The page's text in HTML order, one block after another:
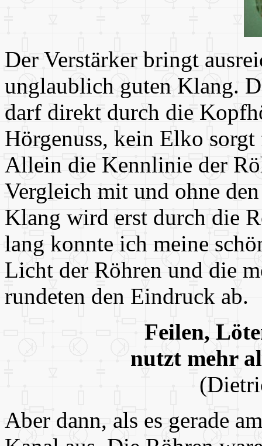
Der Verstärker bringt
unglaublich guten Klang.
darf direkt durch die
Hörgenuss, kein Elko
Allein die Kennlinie der
Vergleich mit und ohne
Klang wird erst durch die
lang konnte ich meine
Licht der Röhren und die
rundeten den Eindruck ab.
Feilen,
nutzt mehr
Aber dann, als es gerade